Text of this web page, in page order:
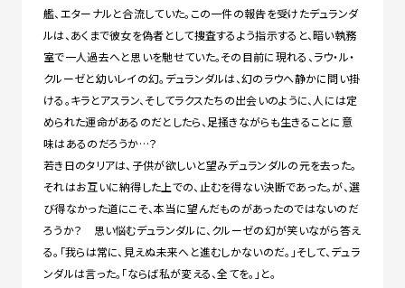
艦、エターナルと合流していた。この一件の報告を受けたデュランダ
ルは、あくまで彼女を偽者として捜査するよう指示すると、暗い執務
室で一人過去へと思いを馳せていた。その目前に現れる、ラウ・ル・
クルーゼと幼いレイの幻。デュランダルは、幻のラウへ静かに問い掛
ける。キラとアスラン、そしてラクスたちの出会いのように、人には定
められた運命があるのだとしたら、足掻きながらも生きることに意
味はあるのだろうか…？
若き日のタリアは、子供が欲しいと望みデュランダルの元を去った。
それはお互いに納得した上での、止むを得ない決断であった。が、選
び得なかった道にこそ、本当に望んだものがあったのではないのだ
ろうか？ 思い悩むデュランダルに、クルーゼの幻が笑いながら答え
る。「我らは常に、見えぬ未来へと進むしかないのだ。」そして、デュラ
ンダルは言った。「ならば私が変える、全てを。」と。